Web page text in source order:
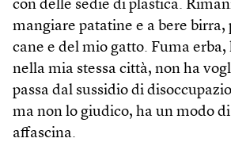
con delle sedie di plastica.
mangiare patatine e a bere birra,
cane e del mio gatto. Fuma erba,
nella mia stessa città, non ha
passa dal sussidio di
ma non lo giudico, ha un modo
affascina.